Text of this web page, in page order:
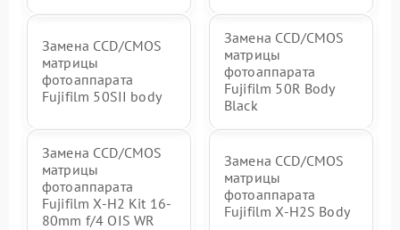
Замена CCD/CMOS
матрицы
фотоаппарата
Fujifilm 50SII body
Замена CCD/CMOS
матрицы
фотоаппарата
Fujifilm 50R Body
Black
Замена CCD/CMOS
матрицы
фотоаппарата
Fujifilm X-H2 Kit 16-
80mm f/4 OIS WR
Замена CCD/CMOS
матрицы
фотоаппарата
Fujifilm X-H2S Body